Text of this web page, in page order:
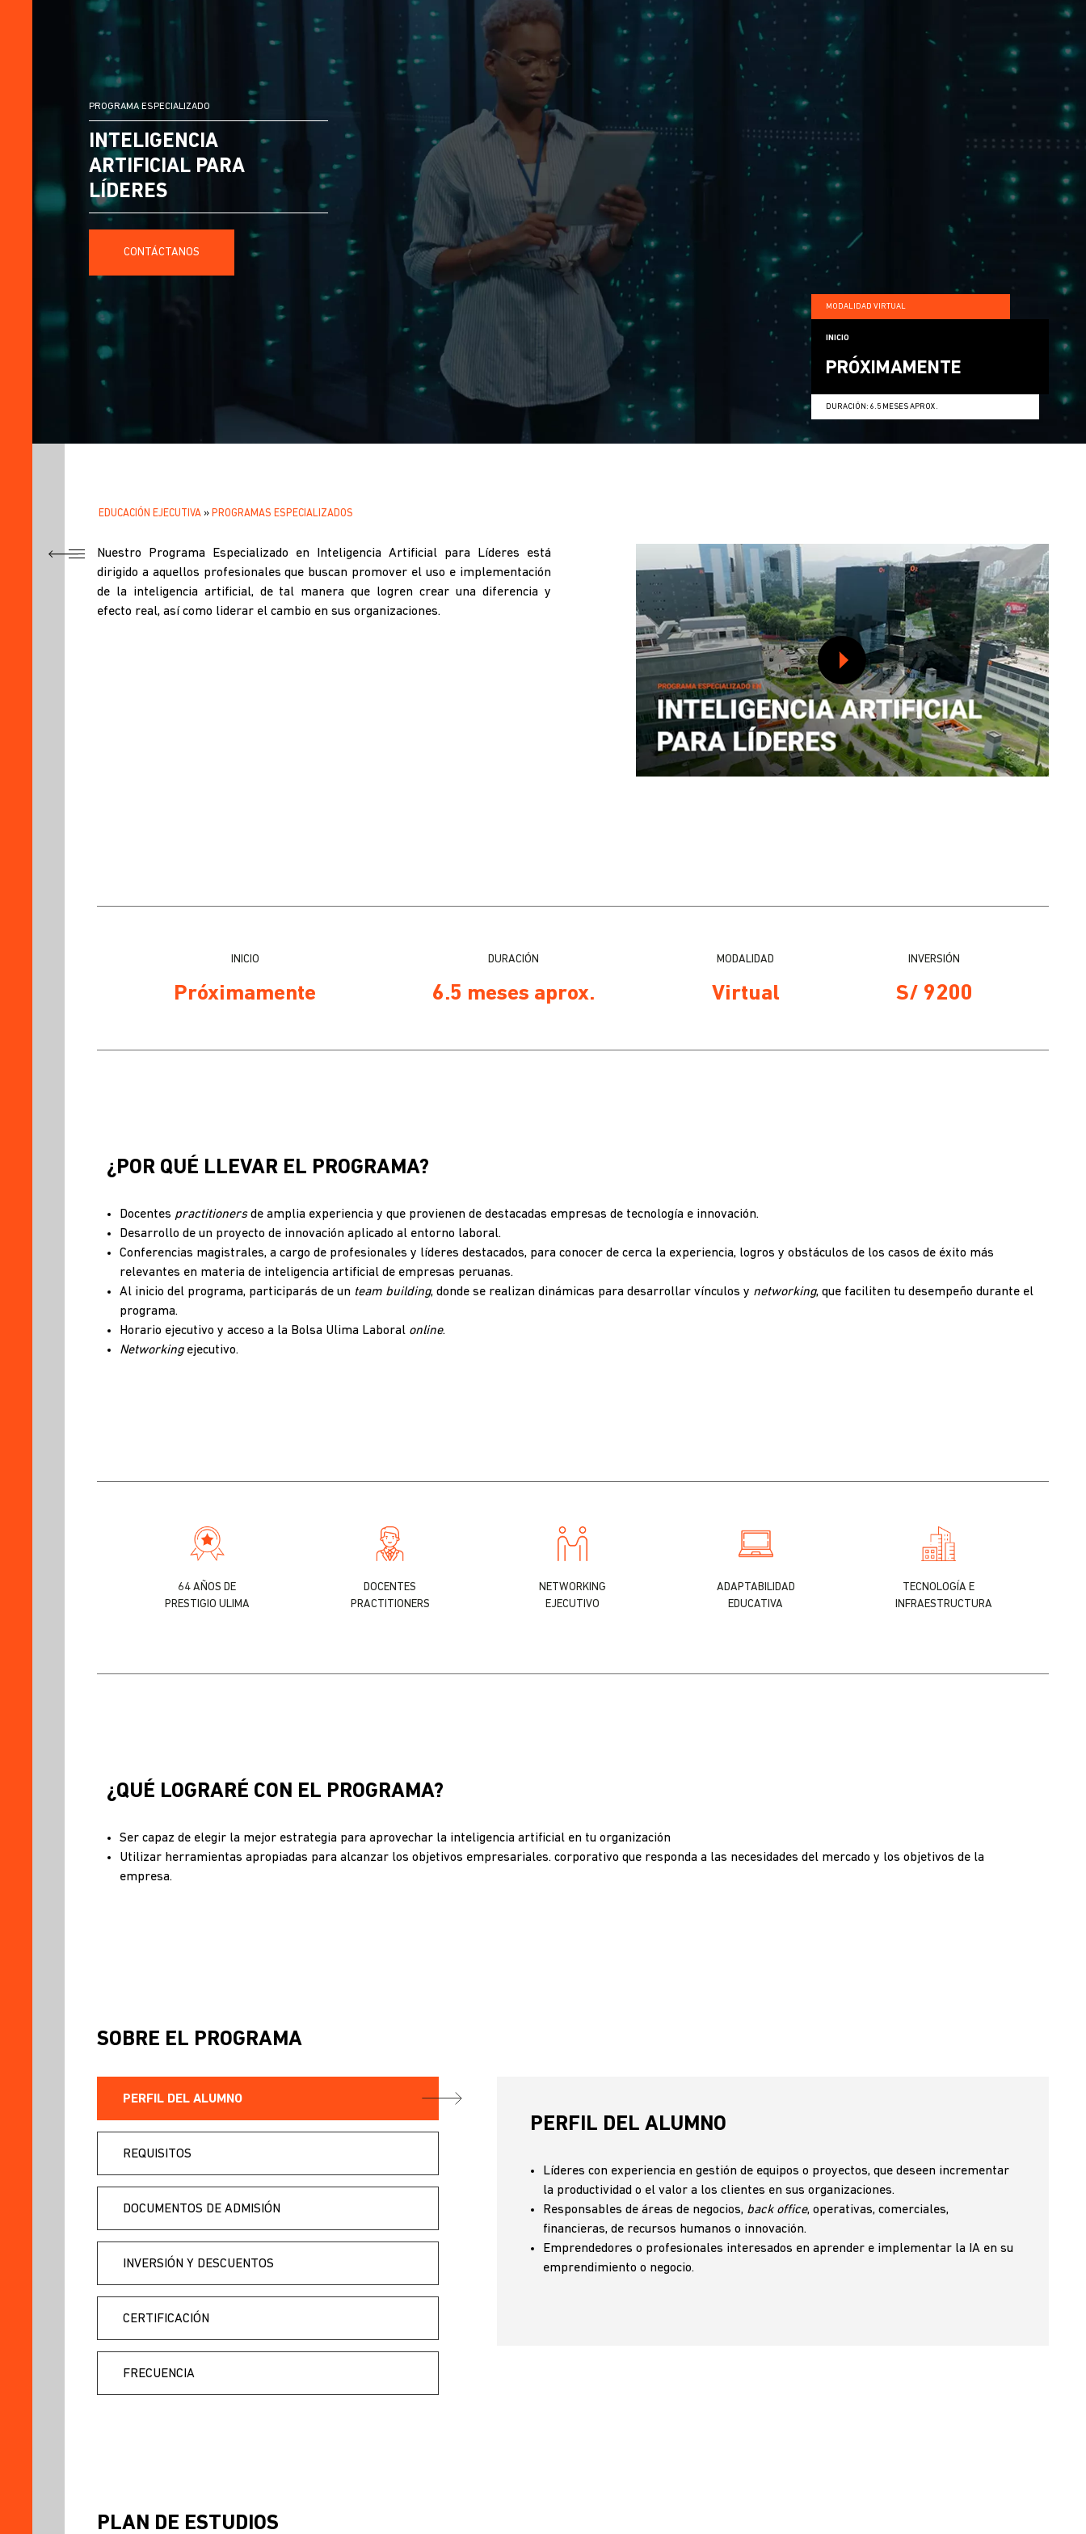
PROGRAMA ESPECIALIZADO
INTELIGENCIA
ARTIFICIAL PARA
LÍDERES
CONTÁCTANOS
MODALIDAD VIRTUAL
INICIO
PRÓXIMAMENTE
DURACIÓN: 6.5 MESES APROX.
.SOBRESCRIBIR
ENLACES
DE
AYUDA
EDUCACIÓN EJECUTIVA PROGRAMAS ESPECIALIZADOS
Nuestro Programa Especializado en Inteligencia Artificial para Líderes está
dirigido a aquellos profesionales que buscan promover el uso e implementación
de la inteligencia artificial, de tal manera que logren crear una diferencia y
efecto real, así como liderar el cambio en sus organizaciones.
INICIO
Próximamente
DURACIÓN
6.5 meses aprox.
MODALIDAD
Virtual
INVERSIÓN
S/ 9200
¿POR QUÉ LLEVAR EL PROGRAMA?
Docentes practitionersde amplia experiencia y que provienen de destacadas empresas de tecnología e innovación.
Desarrollo de un proyecto de innovación aplicado al entorno laboral.
Conferencias magistrales, a cargo de profesionales y líderes destacados, para conocer de cerca la experiencia, logros y obstáculos de los casos de éxito más
relevantes en materia de inteligencia artificial de empresas peruanas.
Al inicio del programa, participarás de un team building, donde se realizan dinámicas para desarrollar vínculos y networking, que faciliten tu desempeño durante el
programa.
Horario ejecutivo y acceso a la Bolsa Ulima Laboral online.
Networking ejecutivo.
64 AÑOS DE
PRESTIGIO ULIMA
DOCENTES
PRACTITIONERS
NETWORKING
EJECUTIVO
ADAPTABILIDAD
EDUCATIVA
TECNOLOGÍA E
INFRAESTRUCTURA
¿QUÉ LOGRARÉ CON EL PROGRAMA?
Ser capaz de elegir la mejor estrategia para aprovechar la inteligencia artificial en tu organización
Utilizar herramientas apropiadas para alcanzar los objetivos empresariales. corporativo que responda a las necesidades del mercado y los objetivos de la
empresa.
SOBRE EL PROGRAMA
PERFIL DEL ALUMNO
REQUISITOS
DOCUMENTOS DE ADMISIÓN
INVERSIÓN Y DESCUENTOS
CERTIFICACIÓN
FRECUENCIA
PERFIL DEL ALUMNO
Líderes con experiencia en gestión de equipos o proyectos, que deseen incrementar
la productividad o el valor a los clientes en sus organizaciones.
Responsables de áreas de negocios, back office, operativas, comerciales,
financieras, de recursos humanos o innovación.
Emprendedores o profesionales interesados en aprender e implementar la IA en su
emprendimiento o negocio.
PLAN DE ESTUDIOS